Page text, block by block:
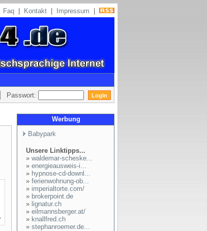
Faq Kontakt Impressum
Passwort:
Werbung
Babypark
Unsere Linktipps...
» waldemar-scheske...
» energieausweis-i...
» hypnose-cd-downl...
» ferienwohnung-ob...
» imperialtorte.com/
» brokerpoint.de
» lignatur.ch
» eilmannsberger.at/
» knallfred.ch
» stephanroemer.de...